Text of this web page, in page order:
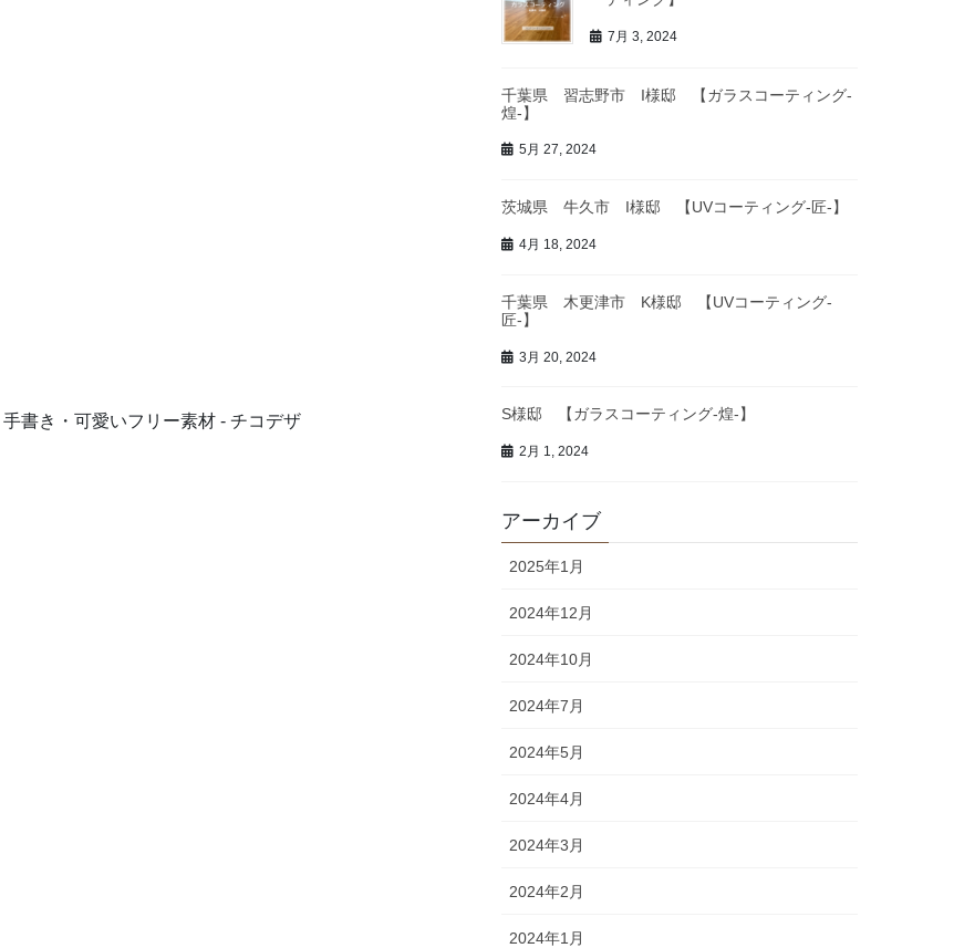
7月 3, 2024
千葉県 習志野市 I様邸 【ガラスコーティング-
煌-】
5月 27, 2024
茨城県 牛久市 I様邸 【UVコーティング-匠-】
4月 18, 2024
千葉県 木更津市 K様邸 【UVコーティング-
匠-】
3月 20, 2024
S様邸 【ガラスコーティング-煌-】
2月 1, 2024
アーカイブ
2025年1月
2024年12月
2024年10月
2024年7月
2024年5月
2024年4月
2024年3月
2024年2月
2024年1月